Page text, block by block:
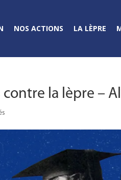
NOS ACTIONS LA LÈPRE
la lèpre –